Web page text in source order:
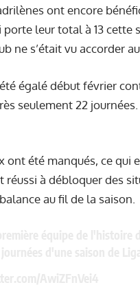
ont encore
leur total à 13 cette
ne s’était vu accorder
égalé début février
seulement 22
ont été manqués, ce
réussi à débloquer des
au fil de la saison.